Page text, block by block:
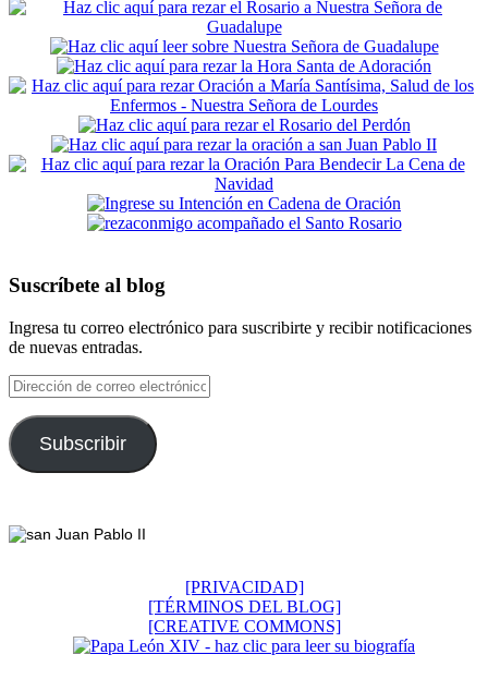
Suscríbete al blog
Ingresa tu correo electrónico para suscribirte y recibir notificaciones
de nuevas entradas.
Dirección
de
correo
electrónico
Subscribir
[PRIVACIDAD]
[TÉRMINOS DEL BLOG]
[CREATIVE COMMONS]